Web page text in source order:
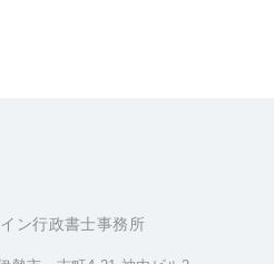
ン行政書士事務所